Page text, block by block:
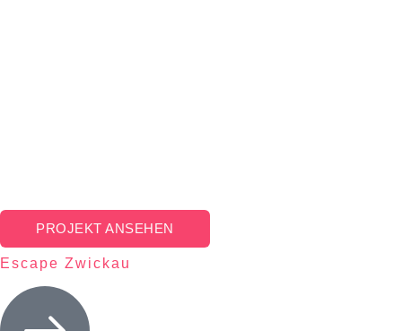
PROJEKT ANSEHEN
Escape Zwickau